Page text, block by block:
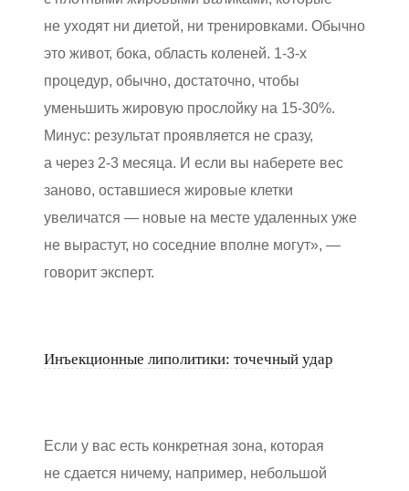
не уходят ни диетой, ни тренировками. Обычно
это живот, бока, область коленей. 1-3-х
процедур, обычно, достаточно, чтобы
уменьшить жировую прослойку на 15-30%.
Минус: результат проявляется не сразу,
а через 2-3 месяца. И если вы наберете вес
заново, оставшиеся жировые клетки
увеличатся — новые на месте удаленных уже
не вырастут, но соседние вполне могут», —
говорит эксперт.
Инъекционные липолитики: точечный удар
Если у вас есть конкретная зона, которая
не сдается ничему, например, небольшой